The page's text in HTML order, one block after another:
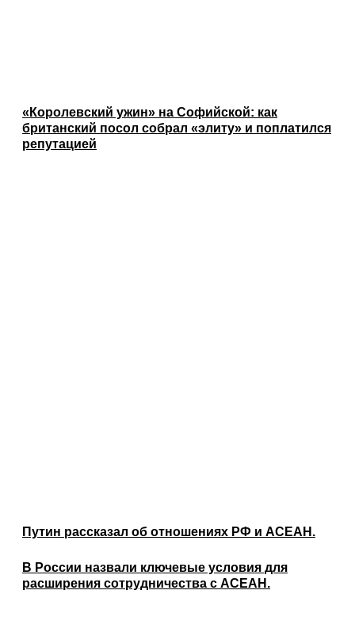
«Королевский ужин» на Софийской: как
британский посол собрал «элиту» и поплатился
репутацией
Путин рассказал об отношениях РФ и АСЕАН.
В России назвали ключевые условия для
расширения сотрудничества с АСЕАН.